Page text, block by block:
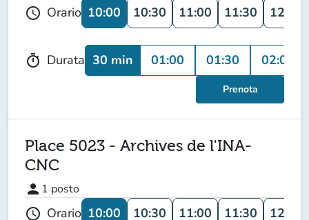
schedule Orario 10:00 10:30 11:00 11:30 12:00
timer Durata 30 min 01:00 01:30 02:00
Prenota
Place 5023 - Archives de l'INA-
CNC
person 1 posto
schedule Orario 10:00 10:30 11:00 11:30 12:00